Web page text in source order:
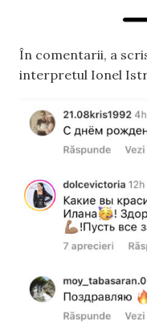
În comentarii, a
interpretul Ionel